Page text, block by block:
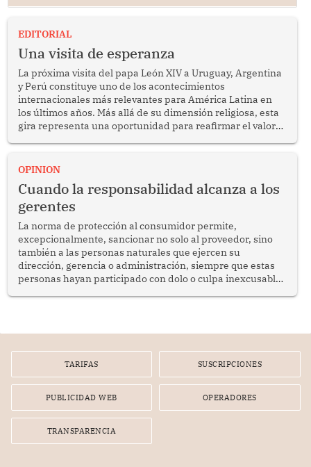
EDITORIAL
Una visita de esperanza
La próxima visita del papa León XIV a Uruguay, Argentina
y Perú constituye uno de los acontecimientos
internacionales más relevantes para América Latina en
los últimos años. Más allá de su dimensión religiosa, esta
gira representa una oportunidad para reafirmar el valor
enfrenta desafíos en materia de desarrollo, cohesión
OPINION
Cuando la responsabilidad alcanza a los
gerentes
La norma de protección al consumidor permite,
excepcionalmente, sancionar no solo al proveedor, sino
también a las personas naturales que ejercen su
dirección, gerencia o administración, siempre que estas
personas hayan participado con dolo o culpa inexcusable
por la frustrada realización de un meet and greet con
TARIFAS SUSCRIPCIONES
PUBLICIDAD WEB OPERADORES
TRANSPARENCIA